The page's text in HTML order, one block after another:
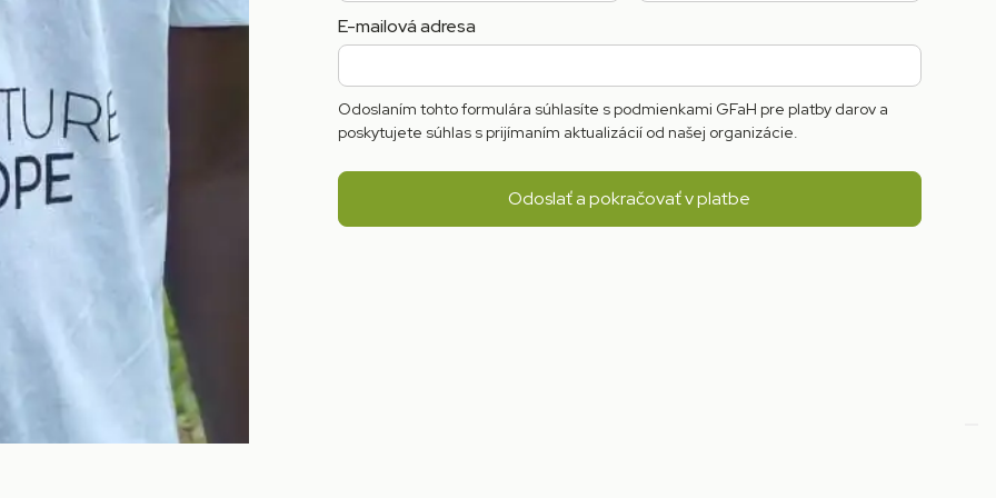
E-mailová adresa
Odoslaním tohto formulára súhlasíte s podmienkami GFaH pre platby darov a
poskytujete súhlas s prijímaním aktualizácií od našej organizácie.
súkromia